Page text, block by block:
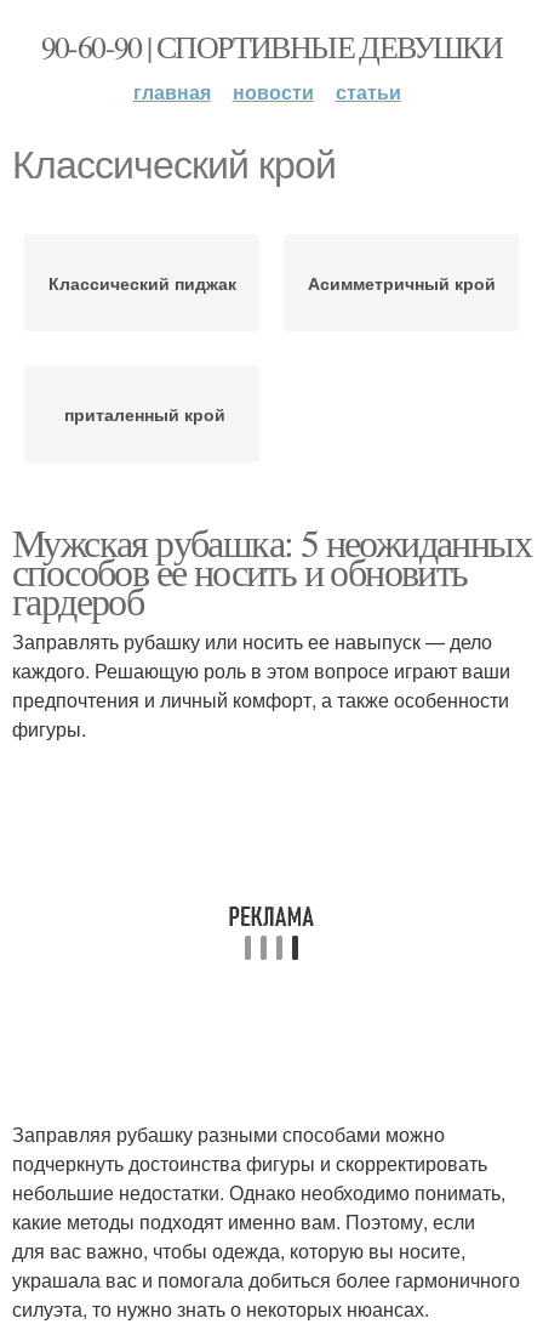
90-60-90 | СПОРТИВНЫЕ ДЕВУШКИ
главная новости статьи
Классический крой
Классический пиджак Асимметричный крой
приталенный крой
Мужская рубашка: 5 неожиданных
способов ее носить и обновить
гардероб
Заправлять рубашку или носить ее навыпуск — дело
каждого. Решающую роль в этом вопросе играют ваши
предпочтения и личный комфорт, а также особенности
фигуры.
Заправляя рубашку разными способами можно
подчеркнуть достоинства фигуры и скорректировать
небольшие недостатки. Однако необходимо понимать,
какие методы подходят именно вам. Поэтому, если
для вас важно, чтобы одежда, которую вы носите,
украшала вас и помогала добиться более гармоничного
силуэта, то нужно знать о некоторых нюансах.